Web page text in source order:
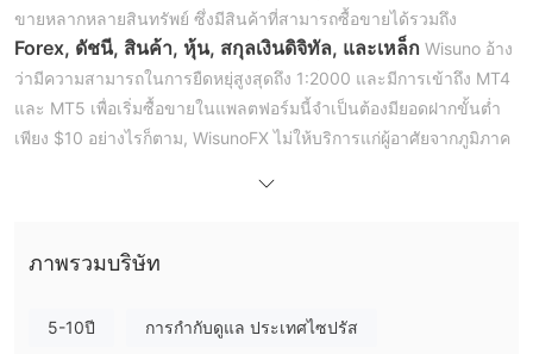
ขายหลากหลายสินทรัพย์ ซึ่งมีสินค้าที่สามารถซื้อขายได้รวมถึง
Forex, ดัชนี, สินค้า, หุ้น, สกุลเงินดิจิทัล, และเหล็ก Wisuno อ้าง
ว่ามีความสามารถในการยืดหยุ่สูงสุดถึง 1:2000 และมีการเข้าถึง MT4
และ MT5 เพื่อเริ่มซื้อขายในแพลตฟอร์มนี้จำเป็นต้องมียอดฝากขั้นต่ำ
เพียง $10 อย่างไรก็ตาม, WisunoFX ไม่ให้บริการแก่ผู้อาศัยจากภูมิภาค
WisunoFX ดำเนินการภายใต้
ของ FSA ของมันเป็น Offshore ซึ่งเพิ่มความเสี่ยงลงไป
ภาพรวมบริษัท
5-10ปี การกำกับดูแล ประเทศไซปรัส